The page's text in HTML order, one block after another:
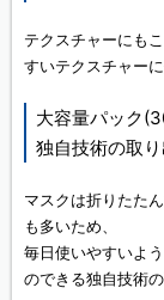
テクスチャーにも
すいテクスチャーに
大容量パック
独自技術の取り
マスクは折りたた
も多いため、
毎日使いやすいよ
のできる独自技術